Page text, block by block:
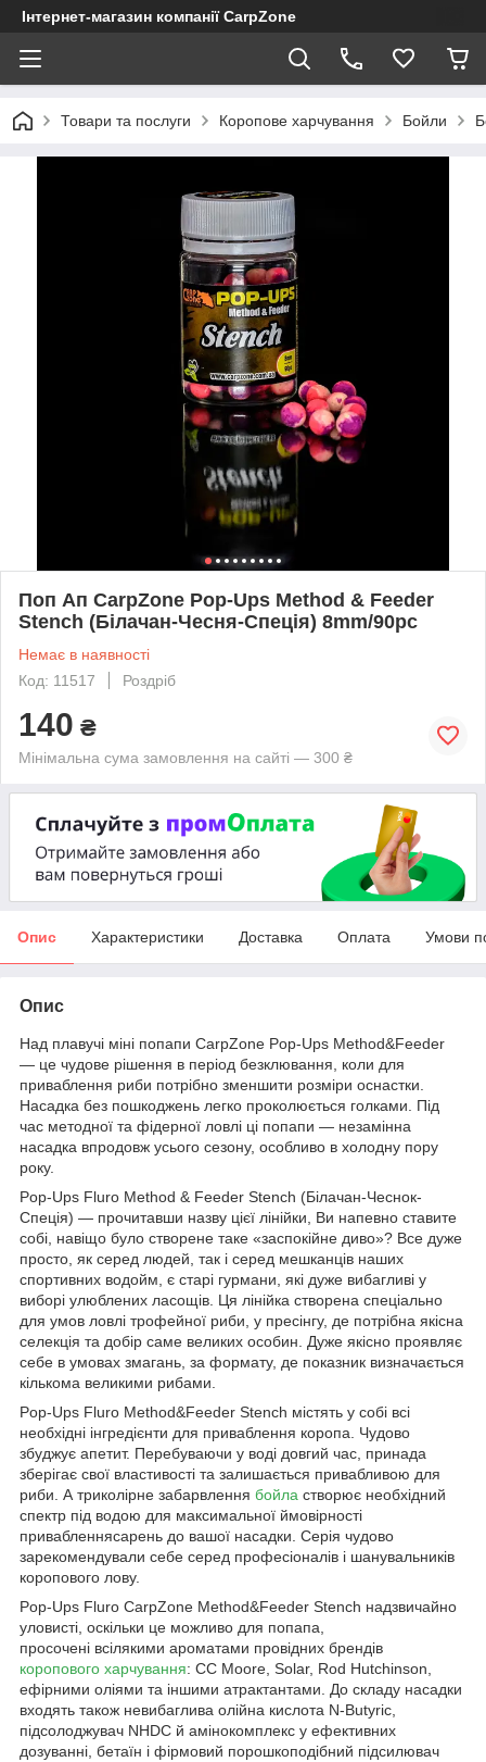
Інтернет-магазин компанії CarpZone
Товари та послуги Коропове харчування Бойли
Поп Ап CarpZone Pop-Ups Method & Feeder
Stench (Білачан-Чесня-Спеція) 8mm/90pc
Немає в наявності
Код: 11517
Роздріб
140 ₴
Мінімальна сума замовлення на сайті — 300 ₴
Опис Характеристики Доставка Оплата Умови
Опис
Над плавучі міні попапи CarpZone Pop-Ups Method&Feeder
— це чудове рішення в період безклювання, коли для
приваблення риби потрібно зменшити розміри оснастки.
Насадка без пошкоджень легко проколюється голками. Під
час методної та фідерної ловлі ці попапи — незамінна
насадка впродовж усього сезону, особливо в холодну пору
року.
Pop-Ups Fluro Method & Feeder Stench (Білачан-Чеснок-
Спеція) — прочитавши назву цієї лінійки, Ви напевно ставите
собі, навіщо було створене таке «заспокійне диво»? Все дуже
просто, як серед людей, так і серед мешканців наших
спортивних водойм, є старі гурмани, які дуже вибагливі у
виборі улюблених ласощів. Ця лінійка створена спеціально
для умов ловлі трофейної риби, у пресінгу, де потрібна якісна
селекція та добір саме великих особин. Дуже якісно проявляє
себе в умовах змагань, за формату, де показник визначається
кількома великими рибами.
Pop-Ups Fluro Method&Feeder Stench містять у собі всі
необхідні інгредієнти для приваблення коропа. Чудово
збуджує апетит. Перебуваючи у воді довгий час, принада
зберігає свої властивості та залишається привабливою для
риби. А триколірне забарвлення бойла створює необхідний
спектр під водою для максимальної ймовірності
привабленнясарень до вашої насадки. Серія чудово
зарекомендували себе серед професіоналів і шанувальників
коропового лову.
Pop-Ups Fluro CarpZone Method&Feeder Stench надзвичайно
уловисті, оскільки це можливо для попапа,
просочені всілякими ароматами провідних брендів
коропового харчування: CC Moore, Solar, Rod Hutchinson,
ефірними оліями та іншими атрактантами. До складу насадки
входять також невибаглива олійна кислота N-Butyric,
підсолоджувач NHDC й амінокомплекс у ефективних
дозуванні, бетаїн і фірмовий порошкоподібний підсилювач